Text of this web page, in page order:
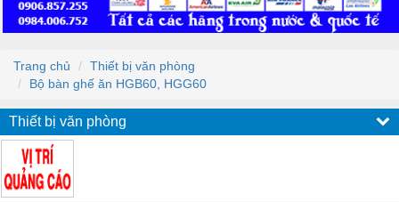
Trang chủ
Thiết bị văn phòng
Bộ bàn ghế ăn HGB60, HGG60
Thiết bị văn phòng